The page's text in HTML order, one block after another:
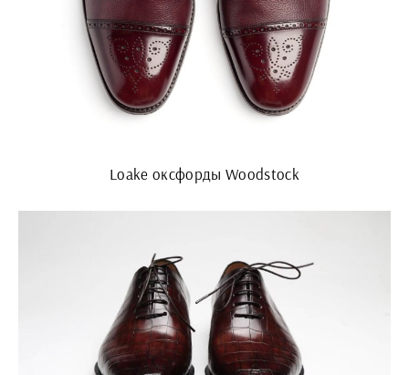
Loake оксфорды Woodstock